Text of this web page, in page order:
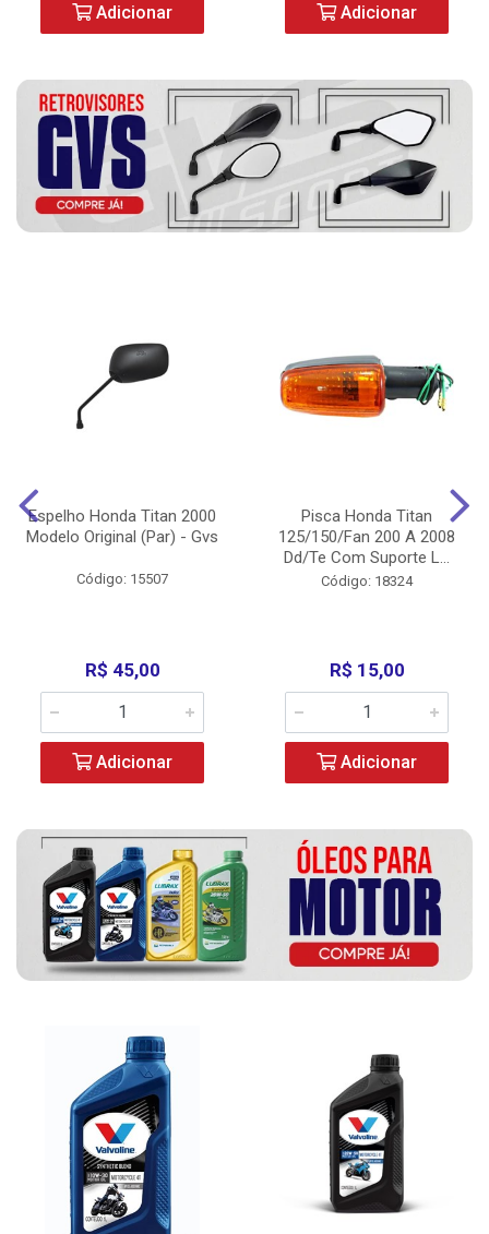
Adicionar Adicionar
Espelho Honda Titan 2000
Modelo Original (Par) - Gvs
Código: 15507
R$ 45,00
Adicionar
Pisca Honda Titan
125/150/Fan 200 A 2008
Dd/Te Com Suporte L...
Código: 18324
R$ 15,00
Adicionar